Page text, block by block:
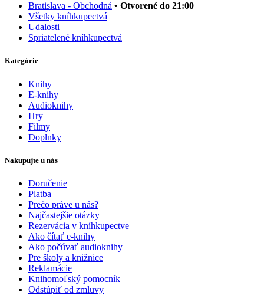
Bratislava - Obchodná • Otvorené do 21:00
Všetky kníhkupectvá
Udalosti
Spriatelené kníhkupectvá
Kategórie
Knihy
E-knihy
Audioknihy
Hry
Filmy
Doplnky
Nakupujte u nás
Doručenie
Platba
Prečo práve u nás?
Najčastejšie otázky
Rezervácia v kníhkupectve
Ako čítať e-knihy
Ako počúvať audioknihy
Pre školy a knižnice
Reklamácie
Knihomoľský pomocník
Odstúpiť od zmluvy